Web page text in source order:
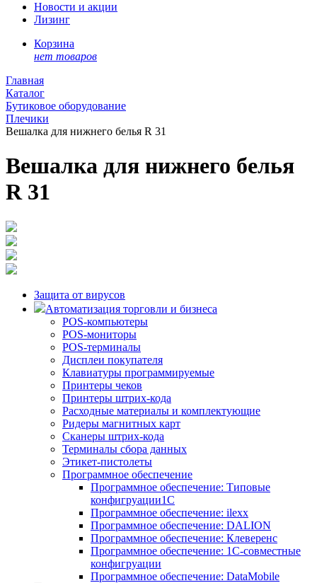
Новости и акции
Лизинг
Корзина
нет товаров
Главная
Каталог
Бутиковое оборудование
Плечики
Вешалка для нижнего белья R 31
Вешалка для нижнего белья
R 31
Защита от вирусов
Автоматизация торговли и бизнеса
POS-компьютеры
POS-мониторы
POS-терминалы
Дисплеи покупателя
Клавиатуры программируемые
Принтеры чеков
Принтеры штрих-кода
Расходные материалы и комплектующие
Ридеры магнитных карт
Сканеры штрих-кода
Терминалы сбора данных
Этикет-пистолеты
Программное обеспечение
Программное обеспечение: Типовые
конфигруации1С
Программное обеспечение: ilexx
Программное обеспечение: DALION
Программное обеспечение: Клеверенс
Программное обеспечение: 1С-совместные
конфигруации
Программное обеспечение: DataMobile